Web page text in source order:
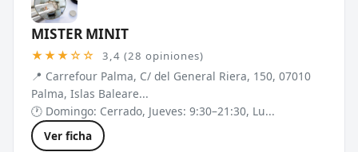
MISTER MINIT
★★★☆☆ 3,4 (28 opiniones)
📍 Carrefour Palma, C/ del General Riera, 150, 07010
Palma, Islas Baleare...
🕐 Domingo: Cerrado, Jueves: 9:30–21:30, Lu...
Ver ficha